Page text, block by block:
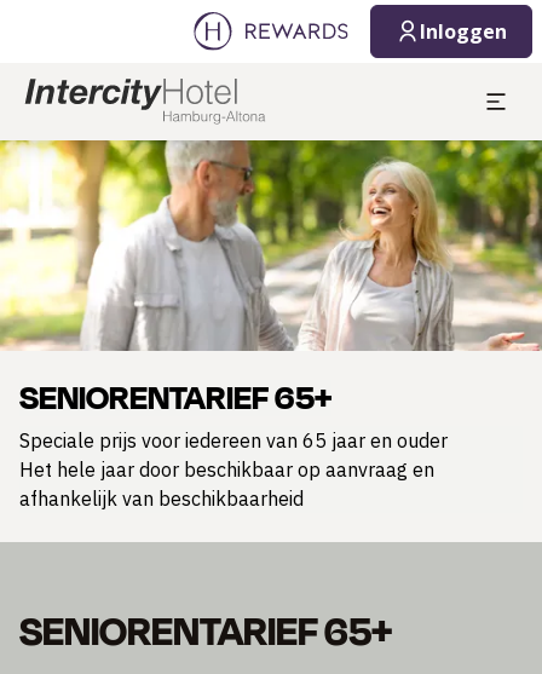
Inloggen
Dia 1 van 1
SENIORENTARIEF 65+
Speciale prijs voor iedereen van 65 jaar en ouder
Het hele jaar door beschikbaar op aanvraag en
afhankelijk van beschikbaarheid
SENIORENTARIEF 65+